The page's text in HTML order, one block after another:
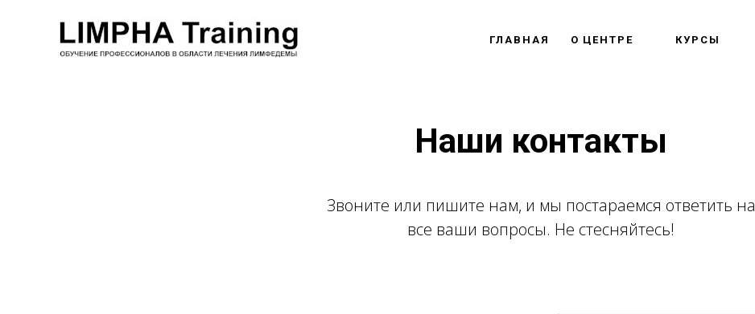
ГЛАВНАЯ О ЦЕНТРЕ КУРСЫ
Наши контакты
Звоните или пишите нам, и мы постараемся ответить на
все ваши вопросы. Не стесняйтесь!